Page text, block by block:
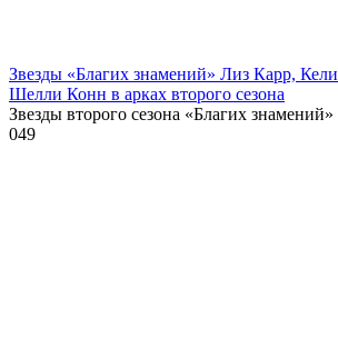
Звезды «Благих знамений» Лиз Карр,
Шелли Конн в арках второго сезона
Звезды второго сезона «Благих знамений»
049